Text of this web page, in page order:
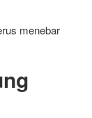
menebar